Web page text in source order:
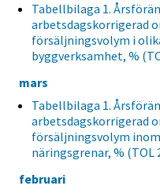
Tabellbilaga 1.
arbetsdagskorrigerad
försäljningsvolym i
byggverksamhet, %
mars
Tabellbilaga 1.
arbetsdagskorrigerad
försäljningsvolym
näringsgrenar, % (TOL
februari